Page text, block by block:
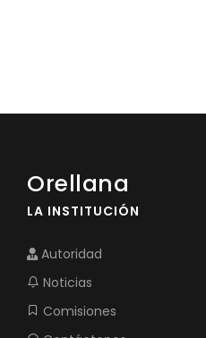
Orellana
LA INSTITUCIÓN
Autoridad
Noticias
Comisiones